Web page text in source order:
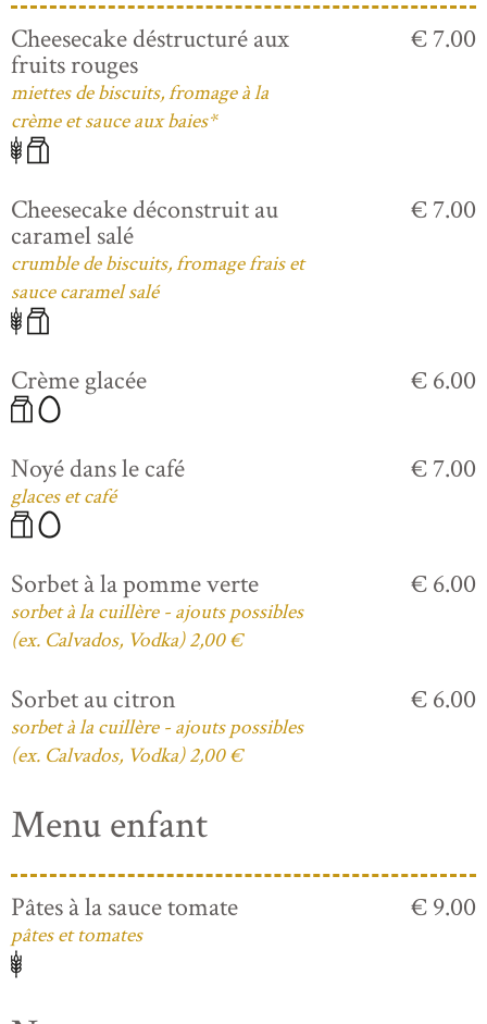
Cheesecake déstructuré aux
fruits rouges
miettes de biscuits, fromage à la
crème et sauce aux baies*
€ 7.00
Cheesecake déconstruit au
caramel salé
crumble de biscuits, fromage frais et
sauce caramel salé
€ 7.00
Crème glacée € 6.00
Noyé dans le café
glaces et café
€ 7.00
Sorbet à la pomme verte
sorbet à la cuillère - ajouts possibles
(ex. Calvados, Vodka) 2,00 €
€ 6.00
Sorbet au citron
sorbet à la cuillère - ajouts possibles
(ex. Calvados, Vodka) 2,00 €
€ 6.00
Menu enfant
Pâtes à la sauce tomate
pâtes et tomates
€ 9.00